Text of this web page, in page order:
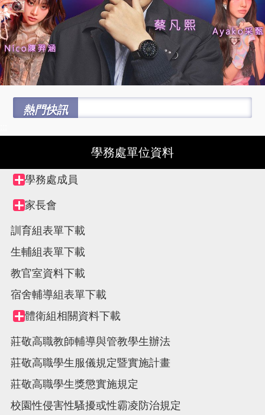
熱門快訊
學務處單位資料
Collapse
node
Tree
view,
學務處成員
Collapse
node
家長會
訓育組表單下載
生輔組表單下載
教官室資料下載
宿舍輔導組表單下載
Collapse
node
體衛組相關資料下載
莊敬高職教師輔導與管教學生辦法
莊敬高職學生服儀規定暨實施計畫
莊敬高職學生獎懲實施規定
校園性侵害性騷擾或性霸凌防治規定